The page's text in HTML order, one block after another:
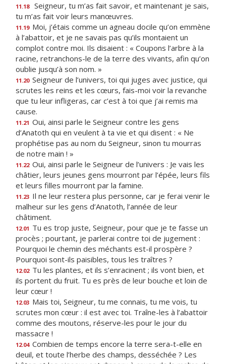
11.18
Seigneur, tu m’as fait savoir, et maintenant je sais,
tu m’as fait voir leurs manœuvres.
11.19 Moi, j’étais comme un agneau docile qu’on emmène
à l’abattoir, et je ne savais pas qu’ils montaient un
complot contre moi. Ils disaient : « Coupons l’arbre à la
racine, retranchons-le de la terre des vivants, afin qu’on
oublie jusqu’à son nom. »
11.20 Seigneur de l’univers, toi qui juges avec justice, qui
scrutes les reins et les cœurs, fais-moi voir la revanche
que tu leur infligeras, car c’est à toi que j’ai remis ma
cause.
11.21 Oui, ainsi parle le Seigneur contre les gens
d’Anatoth qui en veulent à ta vie et qui disent : « Ne
prophétise pas au nom du Seigneur, sinon tu mourras
de notre main ! »
11.22 Oui, ainsi parle le Seigneur de l’univers : Je vais les
châtier, leurs jeunes gens mourront par l’épée, leurs fils
et leurs filles mourront par la famine.
11.23 Il ne leur restera plus personne, car je ferai venir le
malheur sur les gens d’Anatoth, l’année de leur
châtiment.
12.01 Tu es trop juste, Seigneur, pour que je te fasse un
procès ; pourtant, je parlerai contre toi de jugement :
Pourquoi le chemin des méchants est-il prospère ?
Pourquoi sont-ils paisibles, tous les traîtres ?
12.02 Tu les plantes, et ils s’enracinent ; ils vont bien, et
ils portent du fruit. Tu es près de leur bouche et loin de
leur cœur !
12.03 Mais toi, Seigneur, tu me connais, tu me vois, tu
scrutes mon cœur : il est avec toi. Traîne-les à l’abattoir
comme des moutons, réserve-les pour le jour du
massacre !
12.04 Combien de temps encore la terre sera-t-elle en
deuil, et toute l’herbe des champs, desséchée ? Les